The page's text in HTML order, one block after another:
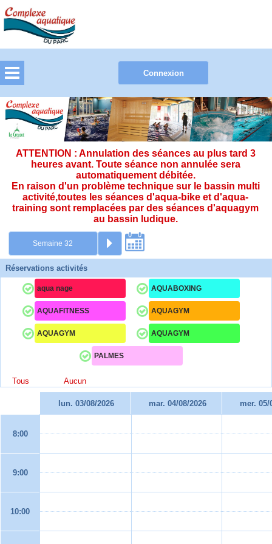
ATTENTION : Annulation des séances au plus tard 3
heures avant. Toute séance non annulée sera
automatiquement débitée.
En raison d'un problème technique sur le bassin multi
activité,toutes les séances d'aqua-bike et d'aqua-
training sont remplacées par des séances d'aquagym
au bassin ludique.
Réservations activités
aqua nage AQUABOXING
AQUAFITNESS AQUAGYM
AQUAGYM AQUAGYM
PALMES
Tous Aucun
lun. 03/08/2026 mar. 04/08/2026 mer. 05/
8:00
9:00
10:00